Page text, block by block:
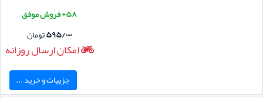
۵۸+ فروش موفق
۵۹۵/۰۰۰تومان
امکان ارسال روزانه
جزییات و خرید ...